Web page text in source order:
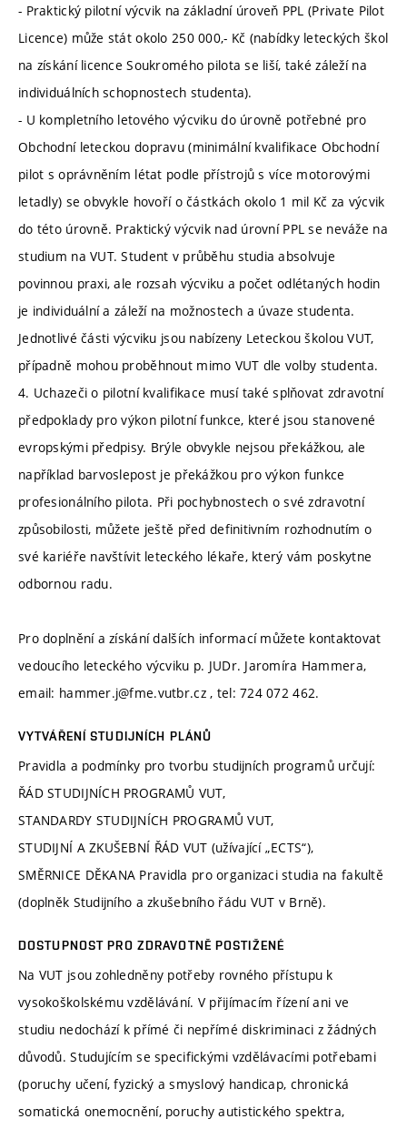
- Praktický pilotní výcvik na základní úroveň PPL (Private Pilot
Licence) může stát okolo 250 000,- Kč (nabídky leteckých škol
na získání licence Soukromého pilota se liší, také záleží na
individuálních schopnostech studenta).
- U kompletního letového výcviku do úrovně potřebné pro
Obchodní leteckou dopravu (minimální kvalifikace Obchodní
pilot s oprávněním létat podle přístrojů s více motorovými
letadly) se obvykle hovoří o částkách okolo 1 mil Kč za výcvik
do této úrovně. Praktický výcvik nad úrovní PPL se neváže na
studium na VUT. Student v průběhu studia absolvuje
povinnou praxi, ale rozsah výcviku a počet odlétaných hodin
je individuální a záleží na možnostech a úvaze studenta.
Jednotlivé části výcviku jsou nabízeny Leteckou školou VUT,
případně mohou proběhnout mimo VUT dle volby studenta.
4. Uchazeči o pilotní kvalifikace musí také splňovat zdravotní
předpoklady pro výkon pilotní funkce, které jsou stanovené
evropskými předpisy. Brýle obvykle nejsou překážkou, ale
například barvoslepost je překážkou pro výkon funkce
profesionálního pilota. Při pochybnostech o své zdravotní
způsobilosti, můžete ještě před definitivním rozhodnutím o
své kariéře navštívit leteckého lékaře, který vám poskytne
odbornou radu.
Pro doplnění a získání dalších informací můžete kontaktovat
vedoucího leteckého výcviku p. JUDr. Jaromíra Hammera,
email: hammer.j@fme.vutbr.cz , tel: 724 072 462.
VYTVÁŘENÍ STUDIJNÍCH PLÁNŮ
Pravidla a podmínky pro tvorbu studijních programů určují:
ŘÁD STUDIJNÍCH PROGRAMŮ VUT,
STANDARDY STUDIJNÍCH PROGRAMŮ VUT,
STUDIJNÍ A ZKUŠEBNÍ ŘÁD VUT (užívající „ECTS“),
SMĚRNICE DĚKANA Pravidla pro organizaci studia na fakultě
(doplněk Studijního a zkušebního řádu VUT v Brně).
DOSTUPNOST PRO ZDRAVOTNĚ POSTIŽENÉ
Na VUT jsou zohledněny potřeby rovného přístupu k
vysokoškolskému vzdělávání. V přijímacím řízení ani ve
studiu nedochází k přímé či nepřímé diskriminaci z žádných
důvodů. Studujícím se specifickými vzdělávacími potřebami
(poruchy učení, fyzický a smyslový handicap, chronická
somatická onemocnění, poruchy autistického spektra,